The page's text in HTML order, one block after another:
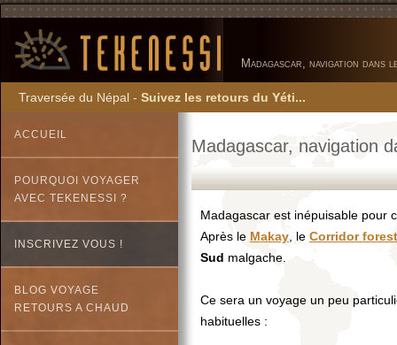
Madagascar, navigation dans
Traversée du Népal - Suivez les retours du Yéti...
ACCUEIL
POURQUOI VOYAGER
AVEC TEKENESSI ?
INSCRIVEZ VOUS !
BLOG VOYAGE
RETOURS A CHAUD
Madagascar, navigation
Madagascar est inépuisable pour
Après le Makay , le Corridor
Sud malgache.
Ce sera un voyage un peu
habituelles :